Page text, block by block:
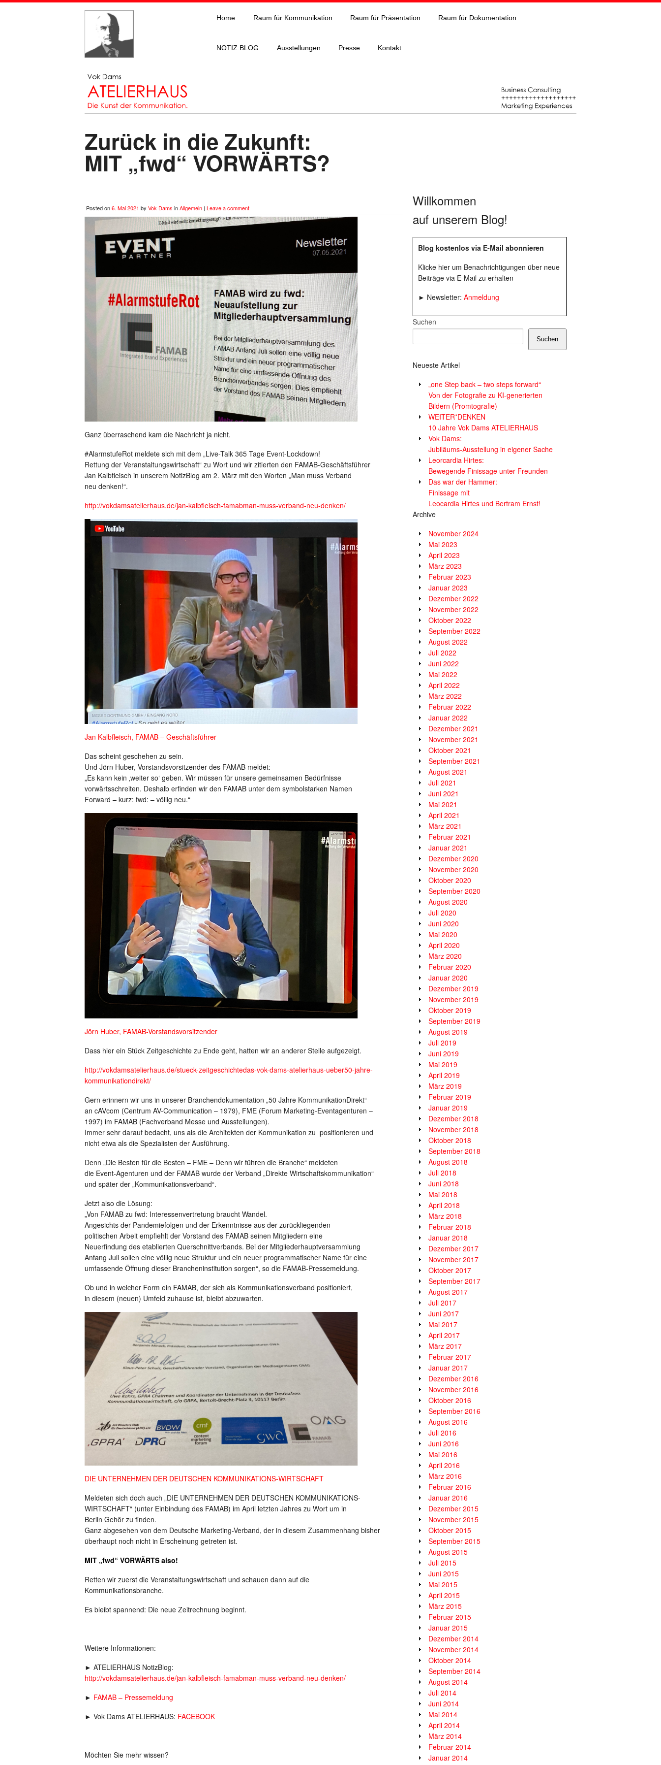
Home Raum für Kommunikation Raum für Präsentation Raum für Dokumentation
NOTIZ.BLOG Ausstellungen Presse Kontakt
Zurück in die Zukunft:
MIT „fwd“ VORWÄRTS?
Posted on6. Mai 2021 by Vok Dams inAllgemein | Leave a comment
Ganz überraschend kam die Nachricht ja nicht.
#AlarmstufeRot meldete sich mit dem „Live-Talk 365 Tage Event-Lockdown!
Rettung der Veranstaltungswirtschaft“ zu Wort und wir zitierten den FAMAB-Geschäftsführer
Jan Kalbfleisch in unserem NotizBlog am 2. März mit den Worten „Man muss Verband
neu denken!“.
http://vokdamsatelierhaus.de/jan-kalbfleisch-famabman-muss-verband-neu-denken/
Jan Kalbfleisch, FAMAB – Geschäftsführer
Das scheint geschehen zu sein.
Und Jörn Huber, Vorstandsvorsitzender des FAMAB meldet:
„Es kann kein ‚weiter so‘ geben. Wir müssen für unsere gemeinsamen Bedürfnisse
vorwärtsschreiten. Deshalb erfinden wir den FAMAB unter dem symbolstarken Namen
Forward – kurz: fwd: – völlig neu.“
Jörn Huber, FAMAB-Vorstandsvorsitzender
Dass hier ein Stück Zeitgeschichte zu Ende geht, hatten wir an anderer Stelle aufgezeigt.
http://vokdamsatelierhaus.de/stueck-zeitgeschichtedas-vok-dams-atelierhaus-ueber50-jahre-
kommunikationdirekt/
Gern erinnern wir uns in unserer Branchendokumentation „50 Jahre KommunikationDirekt“
an cAVcom (Centrum AV-Communication – 1979), FME (Forum Marketing-Eventagenturen –
1997) im FAMAB (Fachverband Messe und Ausstellungen).
Immer sehr darauf bedacht, uns als die Architekten der Kommunikation zu positionieren und
nicht etwa als die Spezialisten der Ausführung.
Denn „Die Besten für die Besten – FME – Denn wir führen die Branche“ meldeten
die Event-Agenturen und der FAMAB wurde der Verband „Direkte Wirtschaftskommunikation“
und später der „Kommunikationsverband“.
Jetzt also die Lösung:
„Von FAMAB zu fwd: Interessenvertretung braucht Wandel.
Angesichts der Pandemiefolgen und der Erkenntnisse aus der zurückliegenden
politischen Arbeit empfiehlt der Vorstand des FAMAB seinen Mitgliedern eine
Neuerfindung des etablierten Querschnittverbands. Bei der Mitgliederhauptversammlung
Anfang Juli sollen eine völlig neue Struktur und ein neuer programmatischer Name für eine
umfassende Öffnung dieser Brancheninstitution sorgen“, so die FAMAB-Pressemeldung.
Ob und in welcher Form ein FAMAB, der sich als Kommunikationsverband positioniert,
in diesem (neuen) Umfeld zuhause ist, bleibt abzuwarten.
DIE UNTERNEHMEN DER DEUTSCHEN KOMMUNIKATIONS-WIRTSCHAFT
Meldeten sich doch auch „DIE UNTERNEHMEN DER DEUTSCHEN KOMMUNIKATIONS-
WIRTSCHAFT“ (unter Einbindung des FAMAB) im April letzten Jahres zu Wort um in
Berlin Gehör zu finden.
Ganz abgesehen von dem Deutsche Marketing-Verband, der in diesem Zusammenhang bisher
überhaupt noch nicht in Erscheinung getreten ist.
MIT „fwd“ VORWÄRTS also!
Retten wir zuerst die Veranstaltungswirtschaft und schauen dann auf die
Kommunikationsbranche.
Es bleibt spannend: Die neue Zeitrechnung beginnt.
Weitere Informationen:
► ATELIERHAUS NotizBlog:
http://vokdamsatelierhaus.de/jan-kalbfleisch-famabman-muss-verband-neu-denken/
► FAMAB – Pressemeldung
► Vok Dams ATELIERHAUS: FACEBOOK
Möchten Sie mehr wissen?
Willkommen
auf unserem Blog!
Blog kostenlos via E-Mail abonnieren
Klicke hier um Benachrichtigungen über neue
Beiträge via E-Mail zu erhalten
► Newsletter: Anmeldung
Suchen
Suchen
Neueste Artikel
„one Step back – two steps forward“
Von der Fotografie zu KI-generierten
Bildern (Promtografie)
WEITER*DENKEN
10 Jahre Vok Dams ATELIERHAUS
Vok Dams:
Jubiläums-Ausstellung in eigener Sache
Leorcardia Hirtes:
Bewegende Finissage unter Freunden
Das war der Hammer:
Finissage mit
Leocardia Hirtes und Bertram Ernst!
Archive
November 2024
Mai 2023
April 2023
März 2023
Februar 2023
Januar 2023
Dezember 2022
November 2022
Oktober 2022
September 2022
August 2022
Juli 2022
Juni 2022
Mai 2022
April 2022
März 2022
Februar 2022
Januar 2022
Dezember 2021
November 2021
Oktober 2021
September 2021
August 2021
Juli 2021
Juni 2021
Mai 2021
April 2021
März 2021
Februar 2021
Januar 2021
Dezember 2020
November 2020
Oktober 2020
September 2020
August 2020
Juli 2020
Juni 2020
Mai 2020
April 2020
März 2020
Februar 2020
Januar 2020
Dezember 2019
November 2019
Oktober 2019
September 2019
August 2019
Juli 2019
Juni 2019
Mai 2019
April 2019
März 2019
Februar 2019
Januar 2019
Dezember 2018
November 2018
Oktober 2018
September 2018
August 2018
Juli 2018
Juni 2018
Mai 2018
April 2018
März 2018
Februar 2018
Januar 2018
Dezember 2017
November 2017
Oktober 2017
September 2017
August 2017
Juli 2017
Juni 2017
Mai 2017
April 2017
März 2017
Februar 2017
Januar 2017
Dezember 2016
November 2016
Oktober 2016
September 2016
August 2016
Juli 2016
Juni 2016
Mai 2016
April 2016
März 2016
Februar 2016
Januar 2016
Dezember 2015
November 2015
Oktober 2015
September 2015
August 2015
Juli 2015
Juni 2015
Mai 2015
April 2015
März 2015
Februar 2015
Januar 2015
Dezember 2014
November 2014
Oktober 2014
September 2014
August 2014
Juli 2014
Juni 2014
Mai 2014
April 2014
März 2014
Februar 2014
Januar 2014